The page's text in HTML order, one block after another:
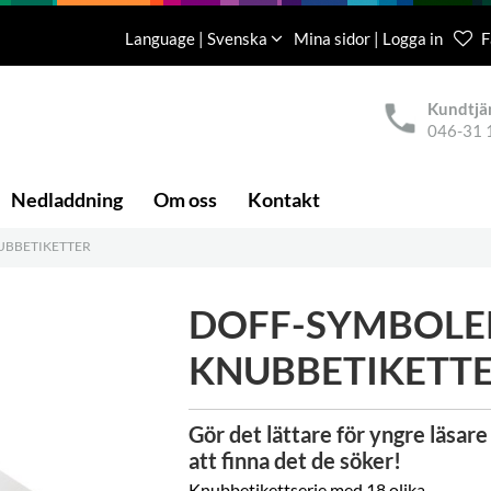
Language | Svenska Mina sidor | Logga in
046-31
Nedladdning Om oss Kontakt
DOFF-
Gör det lättare för yngre läsare
att finna det de söker!